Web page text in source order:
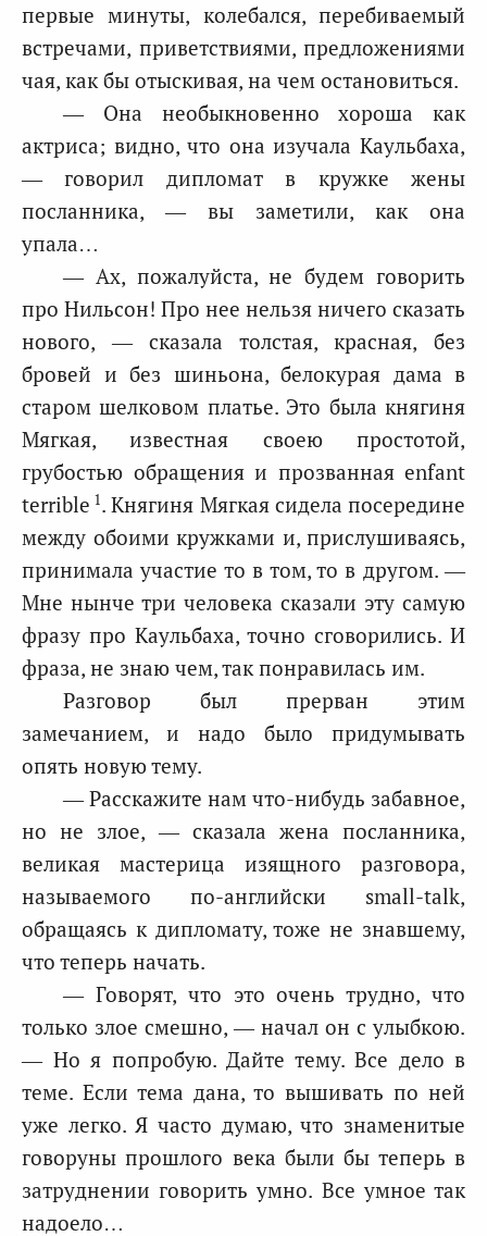
первые минуты, колебался, перебиваемый
встречами, приветствиями, предложениями
чая, как бы отыскивая, на чем остановиться.
— Она необыкновенно хороша как
актриса; видно, что она изучала Каульбаха,
— говорил дипломат в кружке жены
посланника, — вы заметили, как она
упала…
— Ах, пожалуйста, не будем говорить
про Нильсон! Про нее нельзя ничего сказать
нового, — сказала толстая, красная, без
бровей и без шиньона, белокурая дама в
старом шелковом платье. Это была княгиня
Мягкая, известная своею простотой,
грубостью обращения и прозванная enfant
terrible 1. Княгиня Мягкая сидела посередине
между обоими кружками и, прислушиваясь,
принимала участие то в том, то в другом. —
Мне нынче три человека сказали эту самую
фразу про Каульбаха, точно сговорились. И
фраза, не знаю чем, так понравилась им.
Разговор был прерван этим
замечанием, и надо было придумывать
опять новую тему.
— Расскажите нам что-нибудь забавное,
но не злое, — сказала жена посланника,
великая мастерица изящного разговора,
называемого по-английски small-talk,
обращаясь к дипломату, тоже не знавшему,
что теперь начать.
— Говорят, что это очень трудно, что
только злое смешно, — начал он с улыбкою.
— Но я попробую. Дайте тему. Все дело в
теме. Если тема дана, то вышивать по ней
уже легко. Я часто думаю, что знаменитые
говоруны прошлого века были бы теперь в
затруднении говорить умно. Все умное так
надоело…